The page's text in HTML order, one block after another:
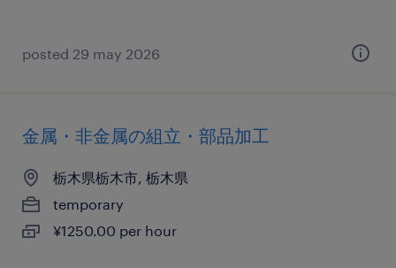
posted 29 may 2026
金属・非金属の組立・部品加工
栃木県栃木市, 栃木県
temporary
¥1250.00 per hour